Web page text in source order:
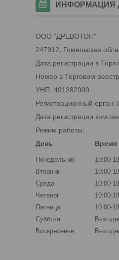
ИНФОРМАЦИЯ
ООО "ДРЕВОТОН"
247912, Гомельская
Дата регистрации в
Номер в Торговом
УНП: 491282900
Регистрационный орган:
Дата регистрации
Режим работы:
День
Время
Понедельник
10:00-
Вторник
10:00-
Среда
10:00-
Четверг
10:00-
Пятница
10:00-
Суббота
Воскресенье